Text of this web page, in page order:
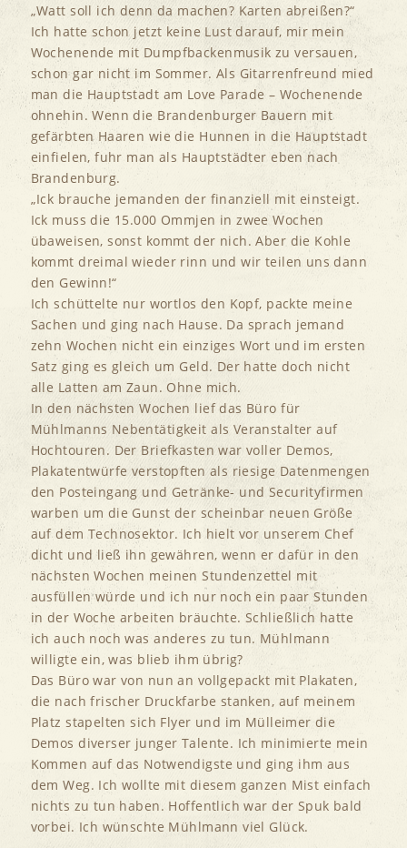
„Watt soll ich denn da machen? Karten abreißen?“
Ich hatte schon jetzt keine Lust darauf, mir mein
Wochenende mit Dumpfbackenmusik zu versauen,
schon gar nicht im Sommer. Als Gitarrenfreund mied
man die Hauptstadt am Love Parade – Wochenende
ohnehin. Wenn die Brandenburger Bauern mit
gefärbten Haaren wie die Hunnen in die Hauptstadt
einfielen, fuhr man als Hauptstädter eben nach
Brandenburg.
„Ick brauche jemanden der finanziell mit einsteigt.
Ick muss die 15.000 Ommjen in zwee Wochen
übaweisen, sonst kommt der nich. Aber die Kohle
kommt dreimal wieder rinn und wir teilen uns dann
den Gewinn!“
Ich schüttelte nur wortlos den Kopf, packte meine
Sachen und ging nach Hause. Da sprach jemand
zehn Wochen nicht ein einziges Wort und im ersten
Satz ging es gleich um Geld. Der hatte doch nicht
alle Latten am Zaun. Ohne mich.
In den nächsten Wochen lief das Büro für
Mühlmanns Nebentätigkeit als Veranstalter auf
Hochtouren. Der Briefkasten war voller Demos,
Plakatentwürfe verstopften als riesige Datenmengen
den Posteingang und Getränke- und Securityfirmen
warben um die Gunst der scheinbar neuen Größe
auf dem Technosektor. Ich hielt vor unserem Chef
dicht und ließ ihn gewähren, wenn er dafür in den
nächsten Wochen meinen Stundenzettel mit
ausfüllen würde und ich nur noch ein paar Stunden
in der Woche arbeiten bräuchte. Schließlich hatte
ich auch noch was anderes zu tun. Mühlmann
willigte ein, was blieb ihm übrig?
Das Büro war von nun an vollgepackt mit Plakaten,
die nach frischer Druckfarbe stanken, auf meinem
Platz stapelten sich Flyer und im Mülleimer die
Demos diverser junger Talente. Ich minimierte mein
Kommen auf das Notwendigste und ging ihm aus
dem Weg. Ich wollte mit diesem ganzen Mist einfach
nichts zu tun haben. Hoffentlich war der Spuk bald
vorbei. Ich wünschte Mühlmann viel Glück.